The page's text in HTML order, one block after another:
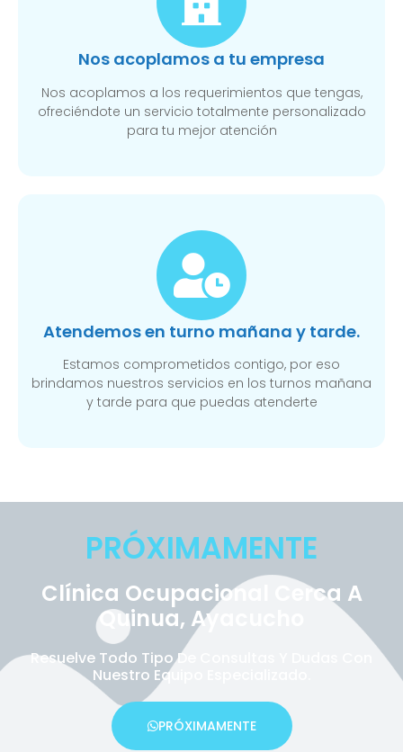
Nos acoplamos a tu empresa
Nos acoplamos a los requerimientos que tengas,
ofreciéndote un servicio totalmente personalizado
para tu mejor atención
Atendemos en turno mañana y tarde.
Estamos comprometidos contigo, por eso
brindamos nuestros servicios en los turnos mañana
y tarde para que puedas atenderte
PRÓXIMAMENTE
Clínica Ocupacional Cerca A
Quinua, Ayacucho
Resuelve Todo Tipo De Consultas Y Dudas Con
Nuestro Equipo Especializado.
PRÓXIMAMENTE